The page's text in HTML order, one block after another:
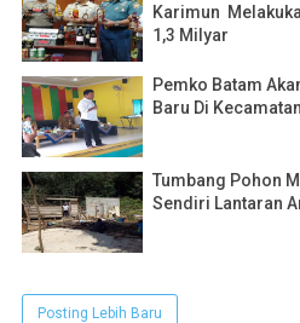
Karimun
1,3 Milyar
Pemko Batam
Baru Di
Tumbang Pohon
Sendiri Lantaran
Posting Lebih Baru